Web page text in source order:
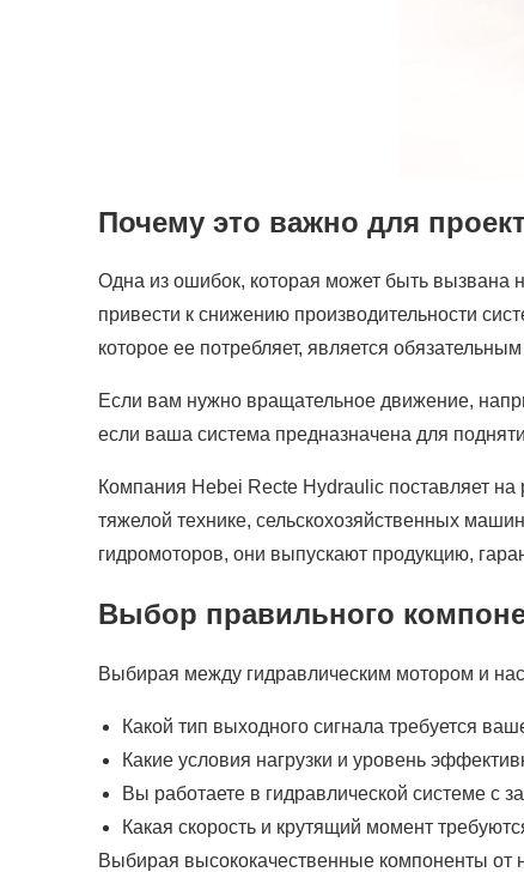
Почему это важно для
Одна из ошибок, которая может быть вызвана
привести к снижению производительности
которое ее потребляет, является
Если вам нужно вращательное движение,
если ваша система предназначена для
Компания Hebei Recte Hydraulic поставляет на
тяжелой технике, сельскохозяйственных
гидромоторов, они выпускают продукцию,
Выбор правильного
Выбирая между гидравлическим мотором и
Какой тип выходного сигнала требуется
Какие условия нагрузки и уровень
Вы работаете в гидравлической системе с
Какая скорость и крутящий момент
Выбирая высококачественные компоненты от